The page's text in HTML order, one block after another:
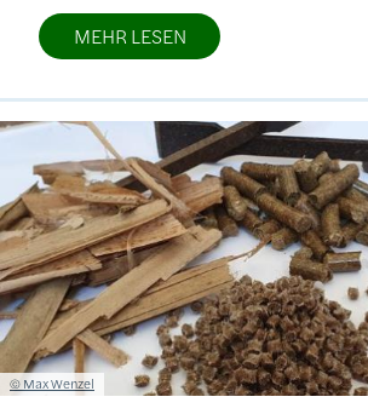
MEHR LESEN
Bild
Lizenzinformationen einschließlich Urheberrecht
© Max Wenzel